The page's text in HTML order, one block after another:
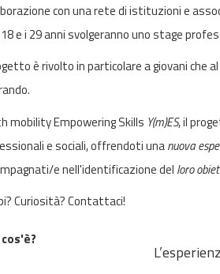
con una rete di istituzioni e
e i 29 anni svolgeranno uno stage
è rivolto in particolare a giovani
mobility Empowering Skills Y(m)ES, il
e sociali, offrendoti unanuova
e nell'identificazione del loro
Curiosità? Contattaci!